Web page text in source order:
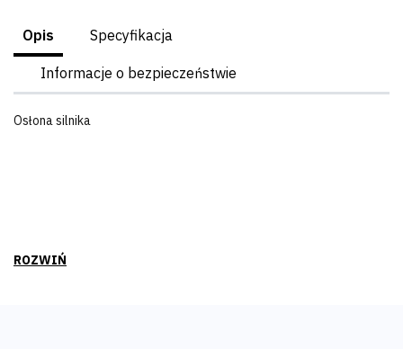
Opis Specyfikacja
Informacje o bezpieczeństwie
Osłona silnika